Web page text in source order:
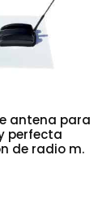
antena para
perfecta
de radio m.